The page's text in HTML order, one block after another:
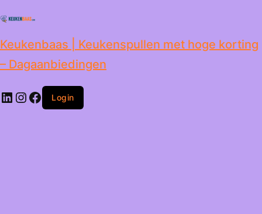
inhoud
Keukenbaas | Keukenspullen met hoge korting
– Dagaanbiedingen
Login